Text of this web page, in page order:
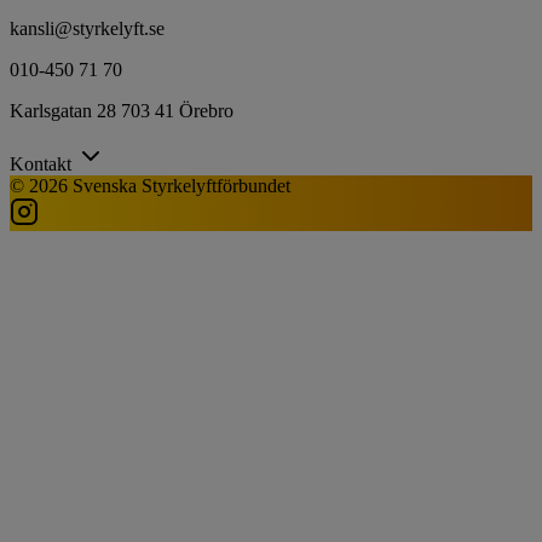
kansli@styrkelyft.se
010-450 71 70
Karlsgatan 28 703 41 Örebro
Kontakt
© 2026 Svenska Styrkelyftförbundet